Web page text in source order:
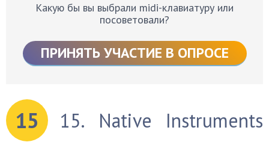
Какую бы вы выбрали midi-клавиатуру или
посоветовали?
ПРИНЯТЬ УЧАСТИЕ В ОПРОСЕ
15
15. Native Instruments